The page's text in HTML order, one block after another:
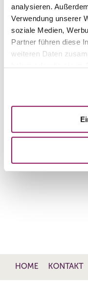
analysieren.
Verwendung unserer
soziale Medien,
Partner führen diese
weiteren Daten
Gutschein?
Bestellen Sie ihn
Bestellformular
95470 . Gerne
bequem und
senden wir Ihnen
direkt nach
Eine Übersicht
finden Siehier.
HOME KONTAKT